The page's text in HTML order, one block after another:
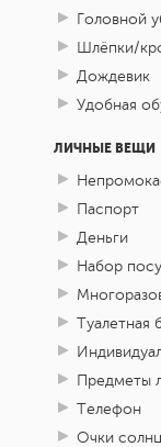
Головной
Шлёпки/
Дождевик
Удобная
ЛИЧНЫЕ ВЕЩИ
Паспорт
Деньги
Набор
Туалетная
Предметы
Телефон
Очки